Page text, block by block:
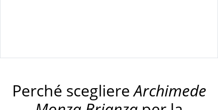
Perché scegliereArchimede